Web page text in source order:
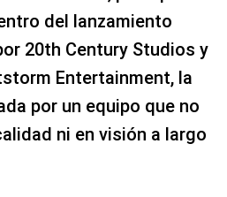
del lanzamiento
20th Century Studios y
Entertainment, la
por un equipo que no
ni en visión a largo